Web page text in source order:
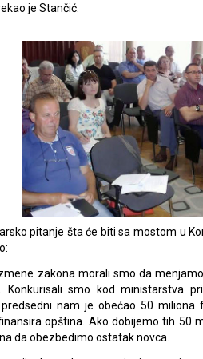
je Stančić.
pitanje šta će biti sa mostom u
zakona morali smo da
Konkurisali smo kod ministarstva
nam je obećao 50 miliona
opština. Ako dobijemo tih 50
da obezbedimo ostatak novca.